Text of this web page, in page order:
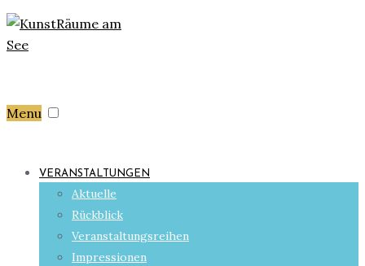
Menu
VERANSTALTUNGEN
Aktuelle
Rückblick
Veranstaltungsreihen
Impressionen